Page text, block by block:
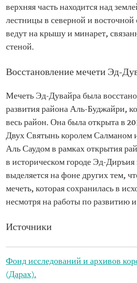
верхняя часть находится над
лестницы в северной и восточной
ведут на крышу и минарет,
стеной.
Восстановление мечети Эд-
Мечеть Эд-Дувайра была
развития района Аль-Буджайри,
весь район. Она была открыта в
Двух Святынь королем Салманом
Аль Саудом в рамках открытия
в историческом городе Эд-Диръия
выделяется на фоне других тем,
мечеть, которая сохранилась в
несмотря на работы по развитию
Источники
Фонд исследований и архивов
(Дарах).